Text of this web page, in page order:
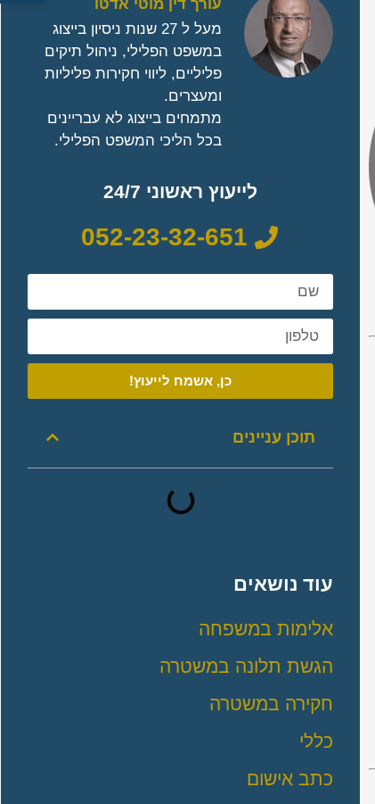
עורך דין מוטי אדטו
מעל ל 27 שנות ניסיון בייצוג
במשפט הפלילי, ניהול תיקים
פליליים, ליווי חקירות פליליות
ומעצרים.
מתמחים בייצוג לא עבריינים
בכל הליכי המשפט הפלילי.
לייעוץ ראשוני 24/7
052-23-32-651
כן, אשמח לייעוץ!
תוכן עניינים
עוד נושאים
אלימות במשפחה
הגשת תלונה במשטרה
חקירה במשטרה
כללי
כתב אישום